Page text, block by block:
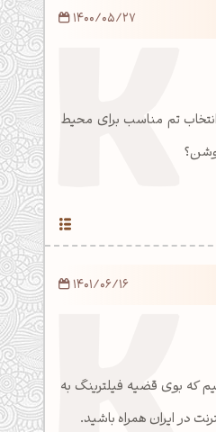
تم مناسب برای محیط
1400/05/27
که بوی قضیه فیلترینگ به
در ایران همراه باشید.
1401/06/16